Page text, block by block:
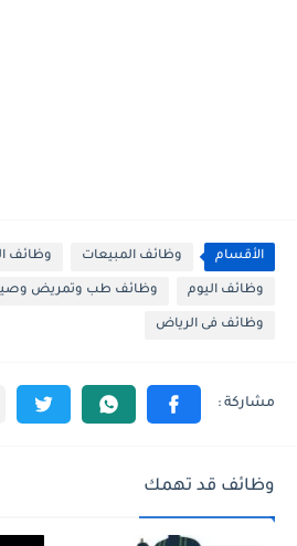
الأقسام وظائف المبيعات وظائف
وظائف اليوم وظائف طب وتمريض
وظائف فى الرياض
وظائف قد تهمك